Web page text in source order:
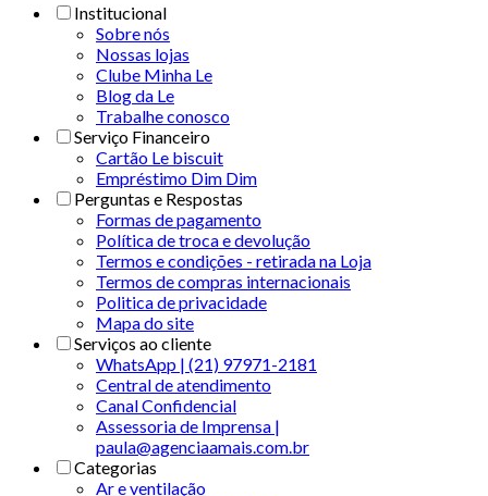
Institucional
Sobre nós
Nossas lojas
Clube Minha Le
Blog da Le
Trabalhe conosco
Serviço Financeiro
Cartão Le biscuit
Empréstimo Dim Dim
Perguntas e Respostas
Formas de pagamento
Política de troca e devolução
Termos e condições - retirada na Loja
Termos de compras internacionais
Politica de privacidade
Mapa do site
Serviços ao cliente
WhatsApp | (21) 97971-2181
Central de atendimento
Canal Confidencial
Assessoria de Imprensa |
paula@agenciaamais.com.br
Categorias
Ar e ventilação